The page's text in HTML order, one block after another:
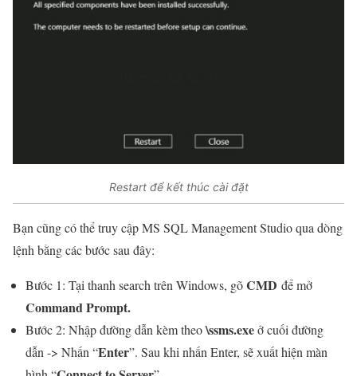
Restart để kết thúc cài đặt
Bạn cũng có thể truy cập MS SQL Management Studio qua dòng
lệnh bằng các bước sau đây:
Bước 1: Tại thanh search trên Windows, gõCMD để mở
Command Prompt.
Bước 2: Nhập đường dẫn kèm theo\ssms.exeở cuối đường
dẫn -> Nhấn “Enter”. Sau khi nhấn Enter, sẽ xuất hiện màn